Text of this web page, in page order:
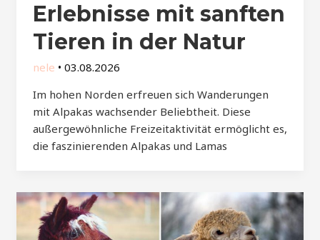
Erlebnisse mit sanften
Tieren in der Natur
nele • 03.08.2026
Im hohen Norden erfreuen sich Wanderungen
mit Alpakas wachsender Beliebtheit. Diese
außergewöhnliche Freizeitaktivität ermöglicht es,
die faszinierenden Alpakas und Lamas